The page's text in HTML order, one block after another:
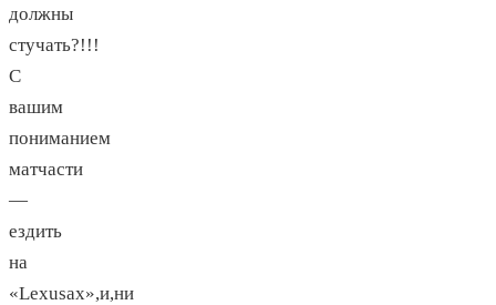
должны
стучать?!!!
С
вашим
пониманием
матчасти
—
ездить
на
«Lexusах»,и,ни